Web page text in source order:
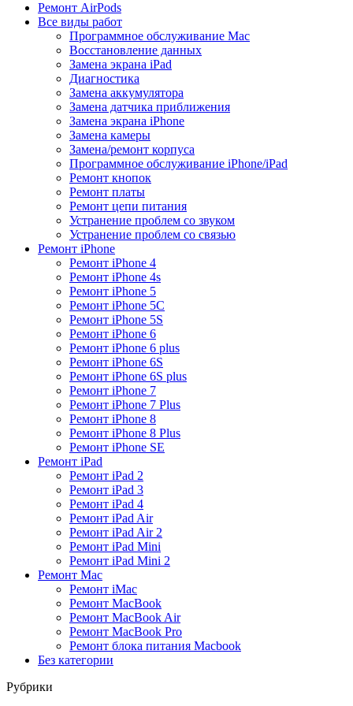
Ремонт AirPods
Все виды работ
Программное обслуживание Mac
Восстановление данных
Замена экрана iPad
Диагностика
Замена аккумулятора
Замена датчика приближения
Замена экрана iPhone
Замена камеры
Замена/ремонт корпуса
Программное обслуживание iPhone/iPad
Ремонт кнопок
Ремонт платы
Ремонт цепи питания
Устранение проблем со звуком
Устранение проблем со связью
Ремонт iPhone
Ремонт iPhone 4
Ремонт iPhone 4s
Ремонт iPhone 5
Ремонт iPhone 5C
Ремонт iPhone 5S
Ремонт iPhone 6
Ремонт iPhone 6 plus
Ремонт iPhone 6S
Ремонт iPhone 6S plus
Ремонт iPhone 7
Ремонт iPhone 7 Plus
Ремонт iPhone 8
Ремонт iPhone 8 Plus
Ремонт iPhone SE
Ремонт iPad
Ремонт iPad 2
Ремонт iPad 3
Ремонт iPad 4
Ремонт iPad Air
Ремонт iPad Air 2
Ремонт iPad Mini
Ремонт iPad Mini 2
Ремонт Mac
Ремонт iMac
Ремонт MacBook
Ремонт MacBook Air
Ремонт MacBook Pro
Ремонт блока питания Macbook
Без категории
Рубрики